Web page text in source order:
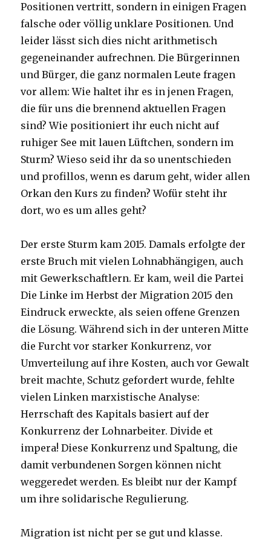
Positionen vertritt, sondern in einigen Fragen
falsche oder völlig unklare Positionen. Und
leider lässt sich dies nicht arithmetisch
gegeneinander aufrechnen. Die Bürgerinnen
und Bürger, die ganz normalen Leute fragen
vor allem: Wie haltet ihr es in jenen Fragen,
die für uns die brennend aktuellen Fragen
sind? Wie positioniert ihr euch nicht auf
ruhiger See mit lauen Lüftchen, sondern im
Sturm? Wieso seid ihr da so unentschieden
und profillos, wenn es darum geht, wider allen
Orkan den Kurs zu finden? Wofür steht ihr
dort, wo es um alles geht?
Der erste Sturm kam 2015. Damals erfolgte der
erste Bruch mit vielen Lohnabhängigen, auch
mit Gewerkschaftlern. Er kam, weil die Partei
Die Linke im Herbst der Migration 2015 den
Eindruck erweckte, als seien offene Grenzen
die Lösung. Während sich in der unteren Mitte
die Furcht vor starker Konkurrenz, vor
Umverteilung auf ihre Kosten, auch vor Gewalt
breit machte, Schutz gefordert wurde, fehlte
vielen Linken marxistische Analyse:
Herrschaft des Kapitals basiert auf der
Konkurrenz der Lohnarbeiter. Divide et
impera! Diese Konkurrenz und Spaltung, die
damit verbundenen Sorgen können nicht
weggeredet werden. Es bleibt nur der Kampf
um ihre solidarische Regulierung.
Migration ist nicht per se gut und klasse.